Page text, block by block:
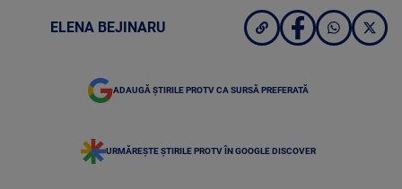
ELENA BEJINARU
ADAUGĂ ȘTIRILE PROTV CA SURSĂ PREFERATĂ
URMĂREȘTE ȘTIRILE PROTV ÎN GOOGLE DISCOVER